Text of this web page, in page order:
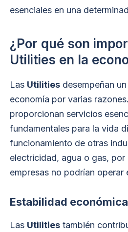
esenciales en una
¿Por qué son
Utilities en la
Las Utilities desempeñan
economía por varias
proporcionan servicios
fundamentales para la vida
funcionamiento de otras
electricidad, agua o gas, por
empresas no podrían operar
Estabilidad económica
Las Utilities también